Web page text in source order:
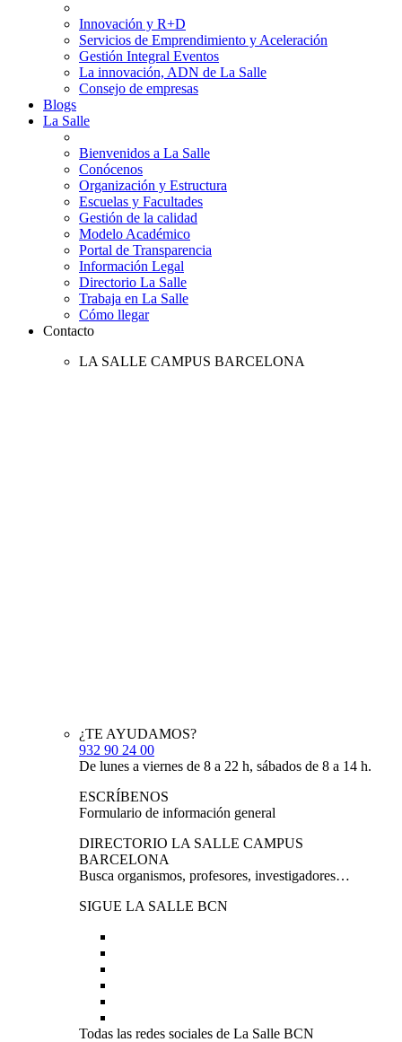
Innovación y R+D
Servicios de Emprendimiento y Aceleración
Gestión Integral Eventos
La innovación, ADN de La Salle
Consejo de empresas
Blogs
La Salle
Bienvenidos a La Salle
Conócenos
Organización y Estructura
Escuelas y Facultades
Gestión de la calidad
Modelo Académico
Portal de Transparencia
Información Legal
Directorio La Salle
Trabaja en La Salle
Cómo llegar
Contacto
LA SALLE CAMPUS BARCELONA
¿TE AYUDAMOS?
932 90 24 00
De lunes a viernes de 8 a 22 h, sábados de 8 a 14 h.
ESCRÍBENOS
Formulario de información general
DIRECTORIO LA SALLE CAMPUS
BARCELONA
Busca organismos, profesores, investigadores…
SIGUE LA SALLE BCN
Todas las redes sociales de La Salle BCN